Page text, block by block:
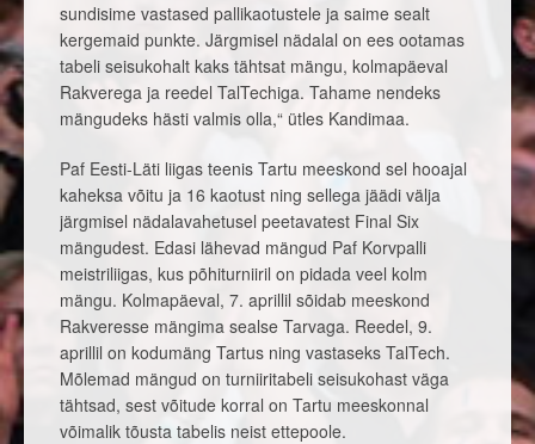
sundisime vastased pallikaotustele ja saime sealt
kergemaid punkte. Järgmisel nädalal on ees ootamas
tabeli seisukohalt kaks tähtsat mängu, kolmapäeval
Rakverega ja reedel TalTechiga. Tahame nendeks
mängudeks hästi valmis olla,“ ütles Kandimaa.
Paf Eesti-Läti liigas teenis Tartu meeskond sel hooajal
kaheksa võitu ja 16 kaotust ning sellega jäädi välja
järgmisel nädalavahetusel peetavatest Final Six
mängudest. Edasi lähevad mängud Paf Korvpalli
meistriliigas, kus põhiturniiril on pidada veel kolm
mängu. Kolmapäeval, 7. aprillil sõidab meeskond
Rakveresse mängima sealse Tarvaga. Reedel, 9.
aprillil on kodumäng Tartus ning vastaseks TalTech.
Mõlemad mängud on turniiritabeli seisukohast väga
tähtsad, sest võitude korral on Tartu meeskonnal
võimalik tõusta tabelis neist ettepoole.